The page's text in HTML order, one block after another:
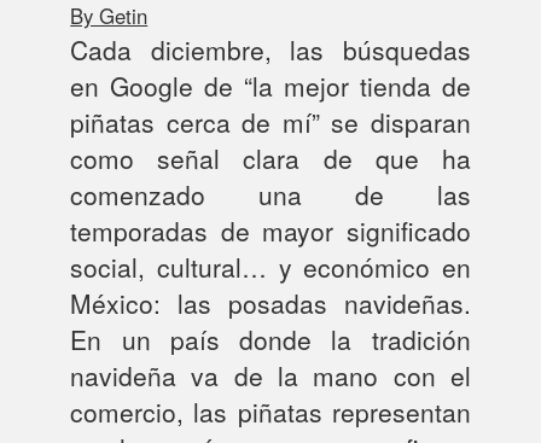
By Getin
Cada diciembre, las búsquedas
en Google de “la mejor tienda de
piñatas cerca de mí” se disparan
como señal clara de que ha
comenzado una de las
temporadas de mayor significado
social, cultural… y económico en
México: las posadas navideñas.
En un país donde la tradición
navideña va de la mano con el
comercio, las piñatas representan